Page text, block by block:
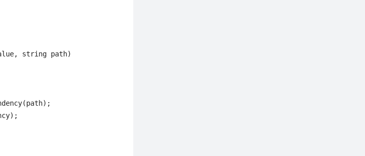
string path)